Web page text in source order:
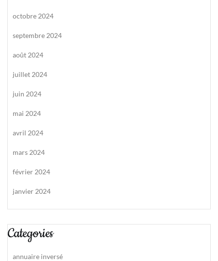
octobre 2024
septembre 2024
août 2024
juillet 2024
juin 2024
mai 2024
avril 2024
mars 2024
février 2024
janvier 2024
Categories
annuaire inversé